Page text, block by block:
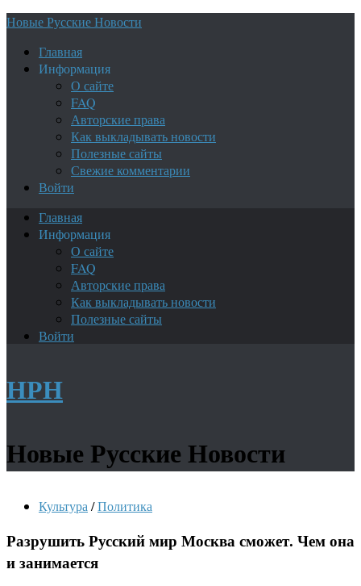
Новые Русские Новости
Главная
Информация
О сайте
FAQ
Авторские права
Как выкладывать новости
Полезные сайты
Свежие комментарии
Войти
Главная
Информация
О сайте
FAQ
Авторские права
Как выкладывать новости
Полезные сайты
Войти
НРН
Новые Русские Новости
Культура /Политика
Разрушить Русский мир Москва сможет. Чем она
и занимается